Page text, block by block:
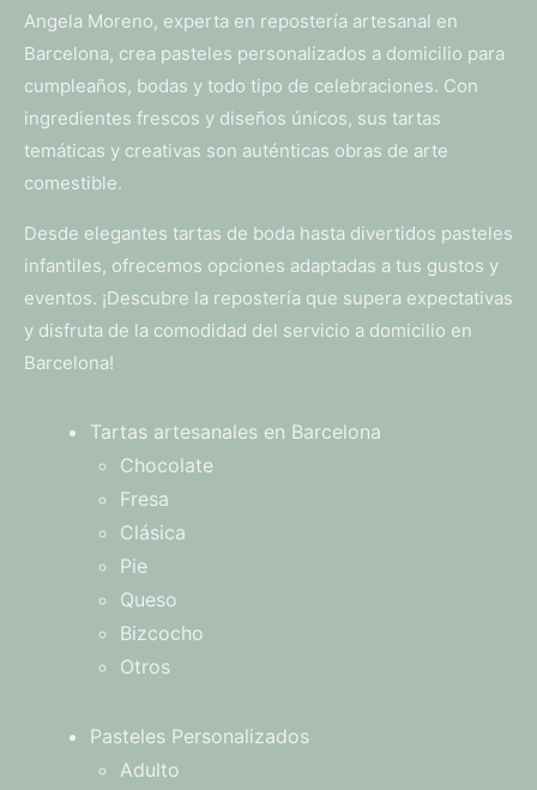
Angela Moreno, experta en repostería artesanal en
Barcelona, crea pasteles personalizados a domicilio para
cumpleaños, bodas y todo tipo de celebraciones. Con
ingredientes frescos y diseños únicos, sus tartas
temáticas y creativas son auténticas obras de arte
comestible.
Desde elegantes tartas de boda hasta divertidos pasteles
infantiles, ofrecemos opciones adaptadas a tus gustos y
eventos. ¡Descubre la repostería que supera expectativas
y disfruta de la comodidad del servicio a domicilio en
Barcelona!
Tartas artesanales en Barcelona
Chocolate
Fresa
Clásica
Pie
Queso
Bizcocho
Otros
Pasteles Personalizados
Adulto